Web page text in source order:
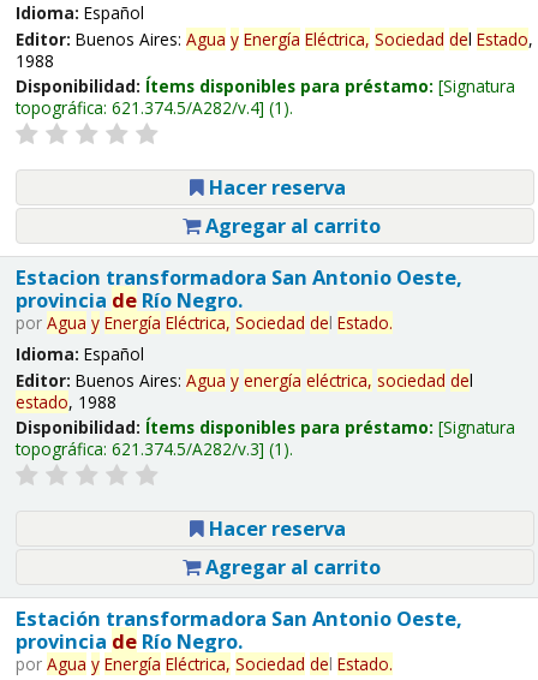
Idioma: Español
Editor: Buenos Aires: Agua y Energía Eléctrica, Sociedad del Estado,
1988
Disponibilidad: Ítems disponibles para préstamo: Signatura
topográfica: 621.374.5/A282/v.4 (1).
Hacer reserva
Agregar al carrito
Estacion transformadora San Antonio Oeste,
provincia deRío Negro.
por Agua y Energía Eléctrica, Sociedad del Estado.
Idioma: Español
Editor: Buenos Aires: Agua y energía eléctrica, sociedad del
estado, 1988
Disponibilidad: Ítems disponibles para préstamo: Signatura
topográfica: 621.374.5/A282/v.3 (1).
Hacer reserva
Agregar al carrito
Estación transformadora San Antonio Oeste,
provincia deRío Negro.
por Agua y Energía Eléctrica, Sociedad del Estado.